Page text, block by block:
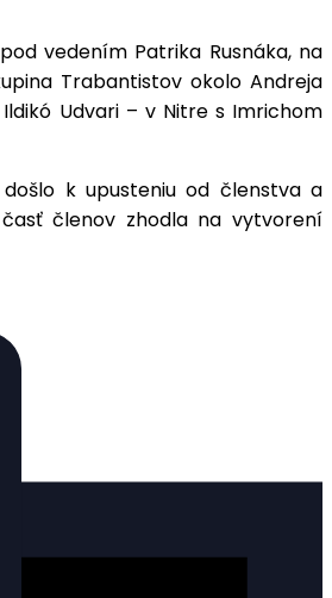
vedením Patrika Rusnáka, na
Trabantistov okolo Andreja
Udvari – v Nitre s Imrichom
k upusteniu od členstva a
členov zhodla na vytvorení